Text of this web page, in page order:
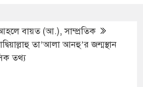
বায়ত (আ.),সাম্প্রতিক
তা’আলা আনহু’র জন্মস্থান
তথ্য